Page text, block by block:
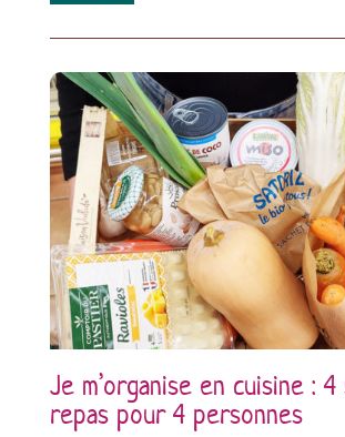
Je m’organise en cuisine :
repas pour 4 personnes